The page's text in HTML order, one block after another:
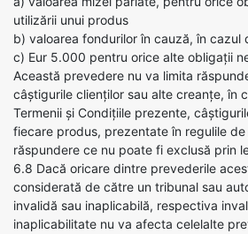
utilizării unui produs
b) valoarea fondurilor în cauză, în cazul
c) Eur 5.000 pentru orice alte obligații
Această prevedere nu va limita
câștigurile clienților sau alte creanțe, în
Termenii și Condițiile prezente,
fiecare produs, prezentate în regulile
răspundere ce nu poate fi exclusă prin
6.8 Dacă oricare dintre prevederile
considerată de către un tribunal sau
invalidă sau inaplicabilă, respectiva
inaplicabilitate nu va afecta celelalte